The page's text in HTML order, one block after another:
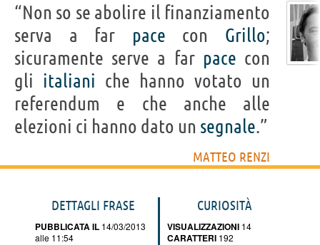
“Non so se abolire il finanziamento
serva a far pace con Grillo;
sicuramente serve a far pace con
gli italiani che hanno votato un
referendum e che anche alle
elezioni ci hanno dato un segnale.”
MATTEO RENZI
DETTAGLI FRASE
PUBBLICATA IL 14/03/2013
alle 11:54
CURIOSITÀ
VISUALIZZAZIONI 14
CARATTERI 192